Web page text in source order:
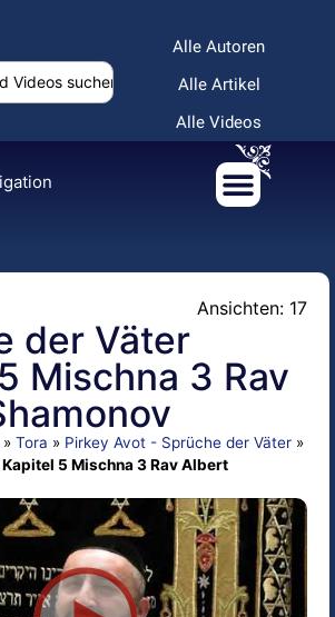
Alle Autoren
Alle Artikel
Alle Videos
Ansichten: 17
der Väter
Mischna 3 Rav
» Tora » Pirkey Avot - Sprüche der Väter »
5 Mischna 3 Rav Albert